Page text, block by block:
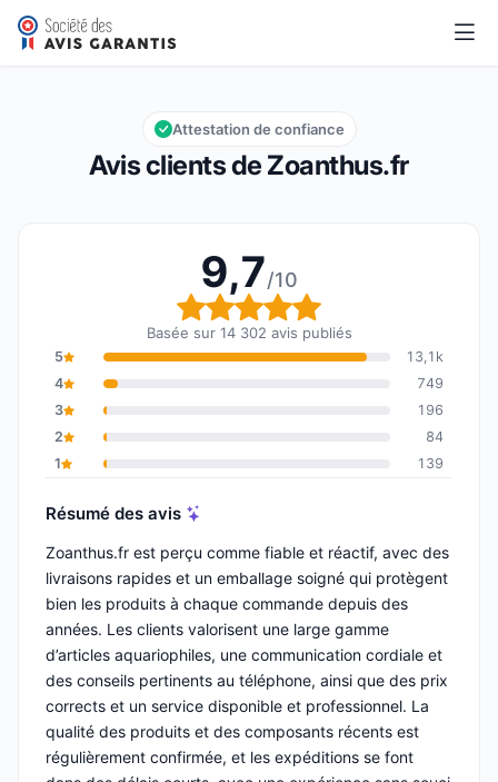
Zoanthus.fr
Note globale : 9,7 sur 10
9,7/10
Avis clients de Zoanthus.fr
Attestation de confiance
9,7/10
Note globale : 9,7 sur
Basée sur 14 302 avis publiés
5
13,1k
4
749
3
196
2
84
1
139
Résumé des avis
Zoanthus.fr est perçu comme fiable et réactif, avec des
livraisons rapides et un emballage soigné qui protègent
bien les produits à chaque commande depuis des
années. Les clients valorisent une large gamme
d’articles aquariophiles, une communication cordiale et
des conseils pertinents au téléphone, ainsi que des prix
corrects et un service disponible et professionnel. La
qualité des produits et des composants récents est
régulièrement confirmée, et les expéditions se font